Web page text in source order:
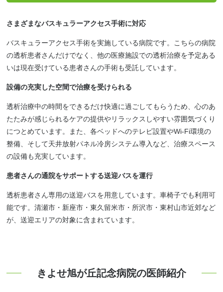
さまざまなバスキュラーアクセス手術に対応
バスキュラーアクセス手術を実施している病院です。こちらの病院
の透析患者さんだけでなく、他の医療施設での透析治療を予定ある
いは現在受けている患者さんの手術も受託しています。
設備の充実した空間で治療を受けられる
透析治療中の時間をできるだけ快適に過ごしてもらうため、心のあ
たたみが感じられるケアの提供やリラックスしやすい雰囲気づくり
につとめています。また、各ベッドへのテレビ設置やWi-Fi環境の
整備、そして天井放射パネル冷房システム導入など、治療スペース
の設備も充実しています。
患者さんの通院をサポートする送迎バスを運行
透析患者さん専用の送迎バスを用意しています。車椅子でも利用可
能です。清瀬市・新座市・東久留米市・所沢市・東村山市近郊など
が、送迎エリアの対象に含まれています。
きよせ旭が丘記念病院の医師紹介